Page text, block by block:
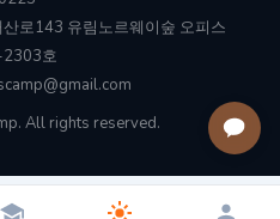
로143 유림노르웨이숲 오피스
호
All rights reserved.